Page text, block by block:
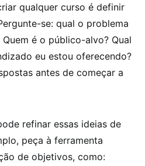
qualquer curso é definir
se: qual o problema
é o público-alvo? Qual
eu estou oferecendo?
antes de começar a
refinar essas ideias de
peça à ferramenta
de objetivos, como: